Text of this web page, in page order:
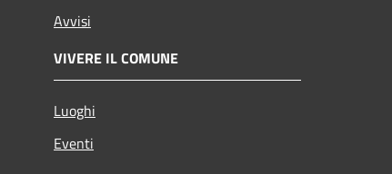
Avvisi
VIVERE IL COMUNE
Luoghi
Eventi